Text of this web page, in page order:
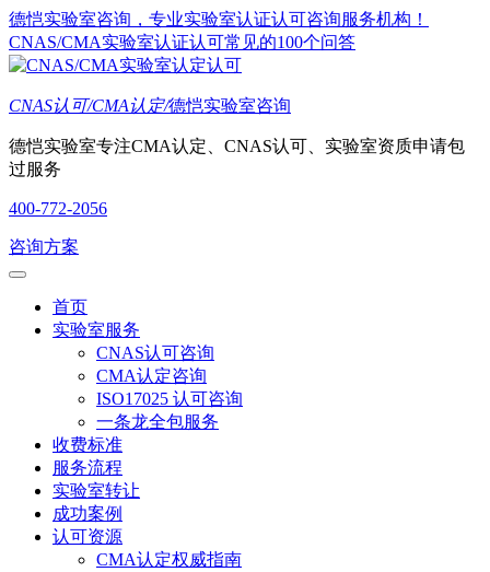
德恺实验室咨询，专业实验室认证认可咨询服务机构！
CNAS/CMA实验室认证认可常见的100个问答
CNAS认可/CMA认定/德恺实验室咨询
德恺实验室专注CMA认定、CNAS认可、实验室资质申请包
过服务
400-772-2056
咨询方案
首页
实验室服务
CNAS认可咨询
CMA认定咨询
ISO17025 认可咨询
一条龙全包服务
收费标准
服务流程
实验室转让
成功案例
认可资源
CMA认定权威指南